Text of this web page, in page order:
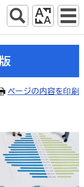
ページの内容を印刷